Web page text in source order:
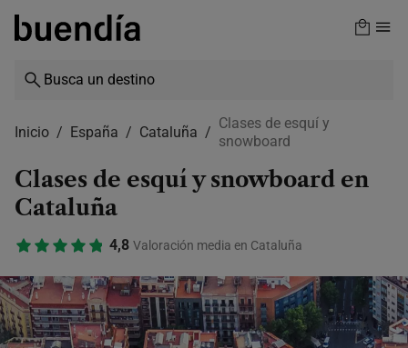
Skip
content
Inicio España Cataluña
Clases de esquí y
snowboard
Clases de esquí y snowboard en
Cataluña
4,8 Valoración media en Cataluña